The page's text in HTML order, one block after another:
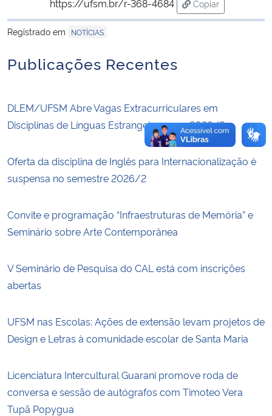
Gabinete de Segurança Institucional
Advocacia-Geral da União
Banco Central do Brasil
https://ufsm.br/r-368-4684
Copiar
para área de
Registrado em
NOTÍCIAS
Publicações Recentes
DLEM/UFSM Abre Vagas Extracurriculares em
Disciplinas de Línguas Estrangeiras para 2026/2
Oferta da disciplina de Inglês para Internacionalização é
suspensa no semestre 2026/2
Convite e programação “Infraestruturas de Memória” e
Seminário sobre Arte Contemporânea
V Seminário de Pesquisa do CAL está com inscrições
abertas
UFSM nas Escolas: Ações de extensão levam projetos de
Design e Letras à comunidade escolar de Santa Maria
Licenciatura Intercultural Guarani promove roda de
conversa e sessão de autógrafos com Timoteo Vera
Tupã Popygua